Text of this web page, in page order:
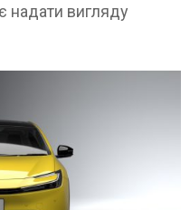
надати вигляду